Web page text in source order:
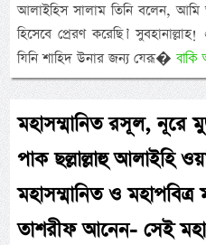
আলাইহিস সালাম তিনি বলেন, আমি
হিসেবে প্রেরণ করেছি।’
যিনি শাহিদ উনার জন্য যেরূ�
মহাসম্মানিত রসূল, নূরে
পাক ছল্লাল্লাহু আলাইহি
মহাসম্মানিত ও
তাশরীফ আনেন- সেই